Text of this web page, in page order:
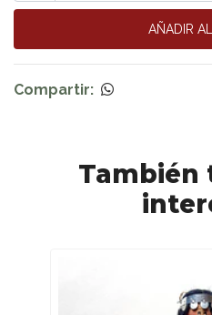
Compartir:
También